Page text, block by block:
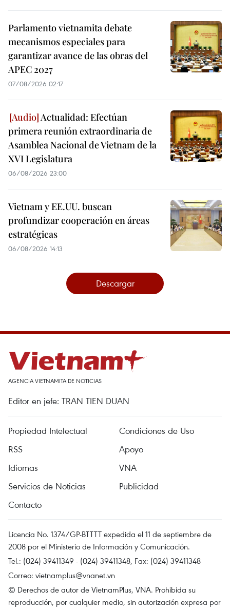
Parlamento vietnamita debate
mecanismos especiales para
garantizar avance de las obras del
APEC 2027
07/08/2026 02:17
Actualidad: Efectúan
primera reunión extraordinaria de
Asamblea Nacional de Vietnam de la
XVI Legislatura
06/08/2026 23:00
Vietnam y EE.UU. buscan
profundizar cooperación en áreas
estratégicas
06/08/2026 14:13
Descargar
AGENCIA VIETNAMITA DE NOTICIAS
Editor en jefe: TRAN TIEN DUAN
Propiedad Intelectual
Condiciones de Uso
RSS
Apoyo
Idiomas
VNA
Servicios de Noticias
Publicidad
Contacto
Licencia No. 1374/GP-BTTTT expedida el 11 de septiembre de
2008 por el Ministerio de Información y Comunicación.
Tel.: (024) 39411349 - (024) 39411348, Fax: (024) 39411348
Correo: vietnamplus@vnanet.vn
© Derechos de autor de VietnamPlus, VNA. Prohibida su
reproducción, por cualquier medio, sin autorización expresa por